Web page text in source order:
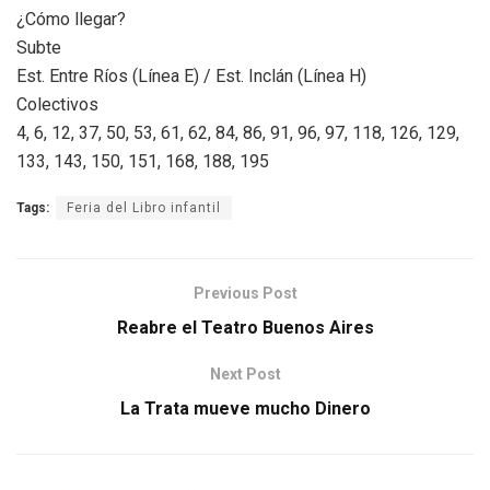
¿Cómo llegar?
Subte
Est. Entre Ríos (Línea E) / Est. Inclán (Línea H)
Colectivos
4, 6, 12, 37, 50, 53, 61, 62, 84, 86, 91, 96, 97, 118, 126, 129,
133, 143, 150, 151, 168, 188, 195
Tags: Feria del Libro infantil
Previous Post
Reabre el Teatro Buenos Aires
Next Post
La Trata mueve mucho Dinero